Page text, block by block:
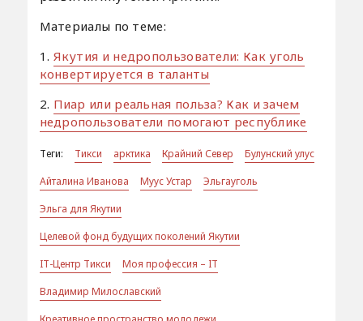
Материалы по теме:
1. Якутия и недропользователи: Как уголь
конвертируется в таланты
2. Пиар или реальная польза? Как и зачем
недропользователи помогают республике
Теги: Тикси арктика Крайний Север
Булунский улус
Айталина Иванова
Муус Устар
Эльгауголь
Эльга для Якутии
Целевой фонд будущих поколений Якутии
IT-Центр Тикси
Моя профессия – IТ
Владимир Милославский